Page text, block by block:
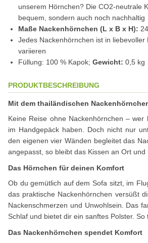
unserem Hörnchen? Die CO2-neutrale
bequem, sondern auch noch nachhaltig
Maße Nackenhörnchen (L x B x H):
Jedes Nackenhörnchen ist in
variieren
Füllung: 100 % Kapok;Gewicht: 0,5 kg
PRODUKTBESCHREIBUNG
Mit dem thailändischen
Keine Reise ohne Nackenhörnchen –
im Handgepäck haben. Doch nicht nur
den eigenen vier Wänden begleitet das
angepasst, so bleibt das Kissen an Ort
Das Hörnchen für deinen Komfort
Ob du gemütlich auf dem Sofa sitzt, im
das praktische Nackenhörnchen versüßt
Nackenschmerzen und Unwohlsein. Das
Schlaf und bietet dir ein sanftes Polster.
Das Nackenhörnchen spendet Komfort